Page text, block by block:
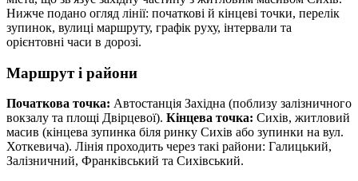
Нижче подано огляд лінії: початкові й кінцеві точки, перелік
зупинок, вулиці маршруту, графік руху, інтервали та
орієнтовні часи в дорозі.
Маршрут і райони
Початкова точка: Автостанція Західна (поблизу залізничного
вокзалу та площі Двірцевої). Кінцева точка: Сихів, житловий
масив (кінцева зупинка біля ринку Сихів або зупинки на вул.
Хоткевича). Лінія проходить через такі райони: Галицький,
Залізничний, Франківський та Сихівський.